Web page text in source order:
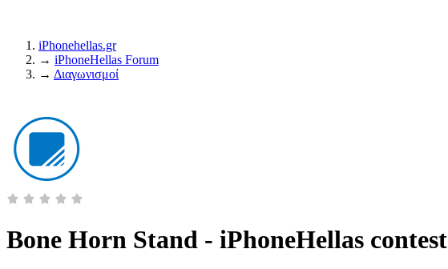
iPhonehellas.gr
→ iPhoneHellas Forum
→ Διαγωνισμοί
Bone Horn Stand - iPhoneHellas contest